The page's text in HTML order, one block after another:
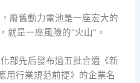
廢舊動力電池是一座宏大的
就是一座風險的“火山”。
部先后發布過五批合適《新
用行業規范前提》的企業名